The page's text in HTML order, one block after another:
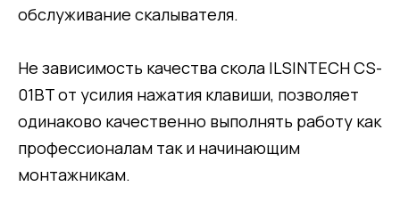
обслуживание скалывателя.
Не зависимость качества скола ILSINTECH CS-
01BT от усилия нажатия клавиши, позволяет
одинаково качественно выполнять работу как
профессионалам так и начинающим
монтажникам.